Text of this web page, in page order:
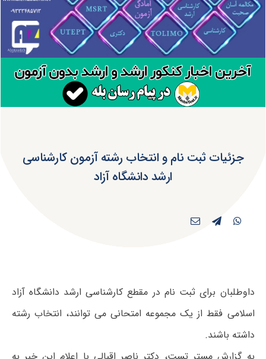
جزئیات ثبت نام و انتخاب رشته آزمون کارشناسی
ارشد دانشگاه آزاد
داوطلبان برای ثبت نام در مقطع کارشناسی ارشد دانشگاه آزاد
اسلامی فقط از یک مجموعه امتحانی می توانند، انتخاب رشته
داشته باشند.